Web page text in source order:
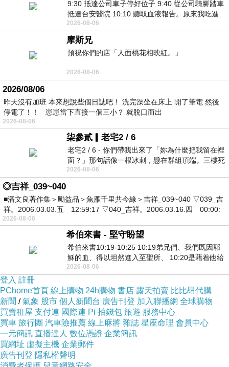
9:30 抵達公司車子停好位子 9:40 從公司騎腳踏車
抵達台安醫院 10:10 聽取血液報告。原來我吃進
去的 B12 彌可保並非沒有吸收而是超
2026-08-06
摩斯兄
預祝你們的店「人面桃花相映紅。」
2026-08-06
2026/08/06
昨天沒有加班 本來想說些個日誌吧！ 洗完澡坐在床上 開了筆電 然後
停電了！！ 崽崽當下直接一個三小？ 就脫口而出
2026-08-06
柒參貳▎老宅2 / 6
老宅2 / 6 - 你們帶我出來了「妳為什麼把我留在裡
面？」那句話像一根冰刺，懸在群組頂端。三樓死
死盯著照片裡的人。那個人確實站在
2026-08-06
◎吉祥_039~040
■潘文良著作集＞勵益品＞魚雁千里共今緣＞吉祥_039~040 ▽039_吉
祥。2006.03.03.五 12:59:17 ▽040_吉祥。2006.03.16.四 00:00:
2026-08-06
希伯來書 - 堅守盼望
希伯來書10:19-10:25 10:19弟兄們、我們既因耶
穌的血、得以坦然進入至聖所、 10:20是藉着他給
我們開了一條又新又活的路從幔子經過
2026-08-06
登入 註冊
PChome首頁 線上購物 24h購物 書店 露天拍賣 比比昂代購
新聞 /氣象 股市 個人新聞台 廣告刊登 加入聯播網 全球購物
買賣租屋 支付連 國際連 Pi 拍錢包 旅遊 服務中心
買車 旅行團 汽車險推薦 線上麻將 雜誌 星座命理 會員中心
一元簡訊 直播達人 數位憑證 企業簡訊
買網址 虛擬主機 企業郵件
廣告刊登 隱私權聲明